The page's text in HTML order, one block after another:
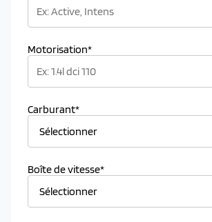
Motorisation*
Carburant*
Boîte de vitesse*